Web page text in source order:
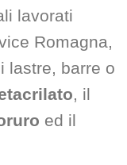
lavorati
Romagna,
lastre, barre o
, il
ed il